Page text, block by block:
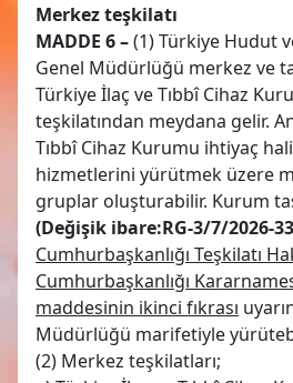
Merkez teşkilatı
MADDE 6 –(1) Türkiye Hudut
Genel Müdürlüğü merkez ve
Türkiye İlaç ve Tıbbî Cihaz
teşkilatından meydana gelir.
Tıbbî Cihaz Kurumu ihtiyaç
hizmetlerini yürütmek üzere
gruplar oluşturabilir. Kurum
(Değişik ibare:RG-3/7/2026-
Cumhurbaşkanlığı Teşkilatı
Cumhurbaşkanlığı
maddesinin ikinci fıkrası
Müdürlüğü marifetiyle
(2) Merkez teşkilatları;